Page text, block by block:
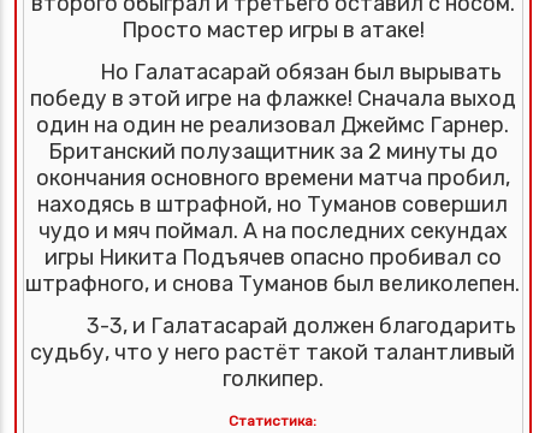
Просто мастер игры в атаке!
Но Галатасарай обязан был вырывать
победу в этой игре на флажке! Сначала выход
один на один не реализовал Джеймс Гарнер.
Британский полузащитник за 2 минуты до
окончания основного времени матча пробил,
находясь в штрафной, но Туманов совершил
чудо и мяч поймал. А на последних секундах
игры Никита Подъячев опасно пробивал со
штрафного, и снова Туманов был великолепен.
3-3, и Галатасарай должен благодарить
судьбу, что у него растёт такой талантливый
голкипер.
Статистика: